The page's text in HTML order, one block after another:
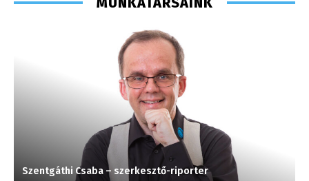
Szentgáthi Csaba – szerkesztő-riporter